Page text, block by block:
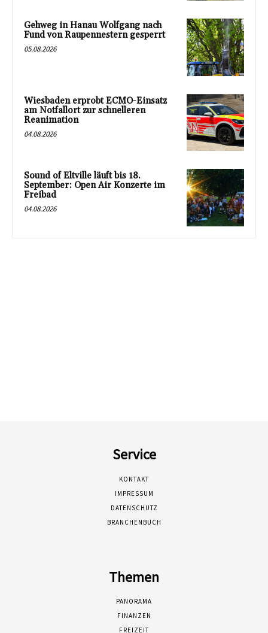
Gehweg in Hanau Wolfgang nach
Fund von Raupennestern gesperrt
05.08.2026
Wiesbaden erprobt ECMO-Einsatz
am Notfallort zur schnelleren
Reanimation
04.08.2026
Sound of Eltville läuft bis 18.
September: Open Air Konzerte im
Freibad
04.08.2026
Service
KONTAKT
IMPRESSUM
DATENSCHUTZ
BRANCHENBUCH
Themen
PANORAMA
FINANZEN
FREIZEIT